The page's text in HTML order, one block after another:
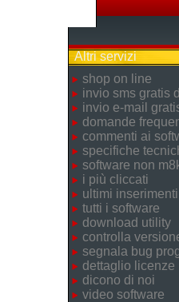
Altri servizi
shop on line
invio sms gratis
invio e-mail
domande
commenti ai
specifiche
software non
i più cliccati
ultimi inserimenti
tutti i software
download utility
controlla
segnala bug
dettaglio licenze
dicono di noi
video software